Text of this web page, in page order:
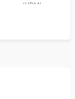
(HDMI,
нагрузкой в